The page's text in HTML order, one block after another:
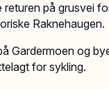
returen på grusvei
Raknehaugen.
Gardermoen og
for sykling.